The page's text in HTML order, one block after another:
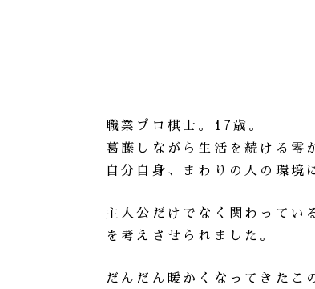
職業プロ棋士。17歳。
葛藤しながら生活を続ける零
自分自身、まわりの人の環境
主人公だけでなく関わってい
を考えさせられました。
だんだん暖かくなってきたこ